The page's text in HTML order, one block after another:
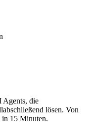
Agents, die
lösen. Von
in 15 Minuten.